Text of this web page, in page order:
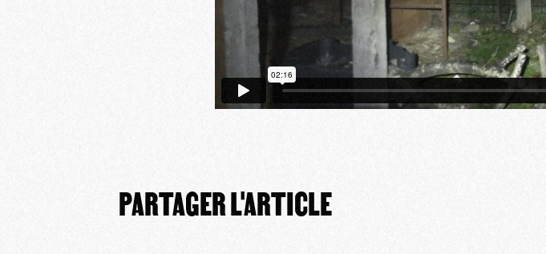
PARTAGER L'ARTICLE